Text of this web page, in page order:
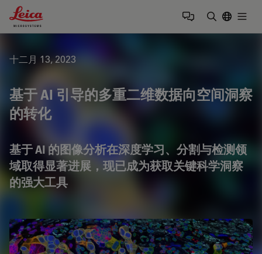
Leica Microsystems Logo
十二月 13, 2023
基于 AI 引导的多重二维数据向空间洞察
的转化
基于 AI 的图像分析在深度学习、分割与检测领
域取得显著进展，现已成为获取关键科学洞察
的强大工具